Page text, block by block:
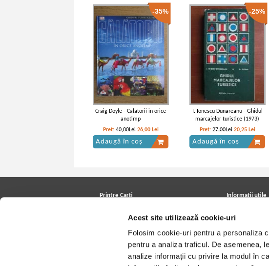
Acest site utilizează cookie-uri
Folosim cookie-uri pentru a personaliza
pentru a analiza traficul. De asemenea,
analize informații cu privire la modul în
-35%
Craig Doyle - Calatorii in orice
anotimp
Pret: 40,00Lei 26,00 Lei
Adaugă în coș
-25%
I. Ionescu Dunareanu - Ghidul
marcajelor turistice (1973)
Pret:27,00Lei 20,25 Lei
Adaugă în coș
Printre Carti
Cele mai căutate cărți
Blog Printre Carti
Cărţi sub 5 lei
Informatii utile
Achizitii viniluri,
Cum cumpar?
Politica de livrare
Retur comenzi
Angajari - Cariere